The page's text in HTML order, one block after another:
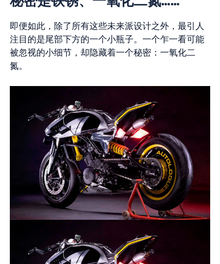
即便如此，除了所有这些未来派设计之外，最引人
注目的是尾部下方的一个小瓶子。一个乍一看可能
被忽视的小细节，却隐藏着一个秘密：一氧化二
氮。